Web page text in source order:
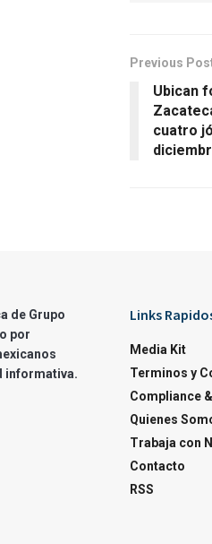
Previous
Ubican
cuatro
de Grupo
por
informativa.
Links
Media Kit
Terminos y
Compliance
Quienes
Trabaja con
Contacto
RSS